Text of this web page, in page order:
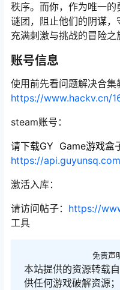
秩序。而你，作为唯一
谜团，阻止他们的阴谋
充满刺激与挑战的冒险之
账号信息
使用前先看问题解决合集
https://www.hackv.cn/
steam账号：
请下载GY Game游戏盒
https://
激活入库：
请访问帖子： https://
工具
免
本站提供的资源转载
供任何游戏破解资源